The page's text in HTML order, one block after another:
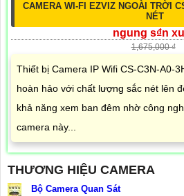
CAMERA WI-FI EZVIZ NGOÀI TRỜI
NÉT
ngung s₫n
1,675,000 ₫
Thiết bị Camera IP Wifi CS-C3N-A0-
hoàn hảo với chất lượng sắc nét lên
khả năng xem ban đêm nhờ công
camera này...
THƯƠNG HIỆU CAMERA
Bộ Camera Quan Sát